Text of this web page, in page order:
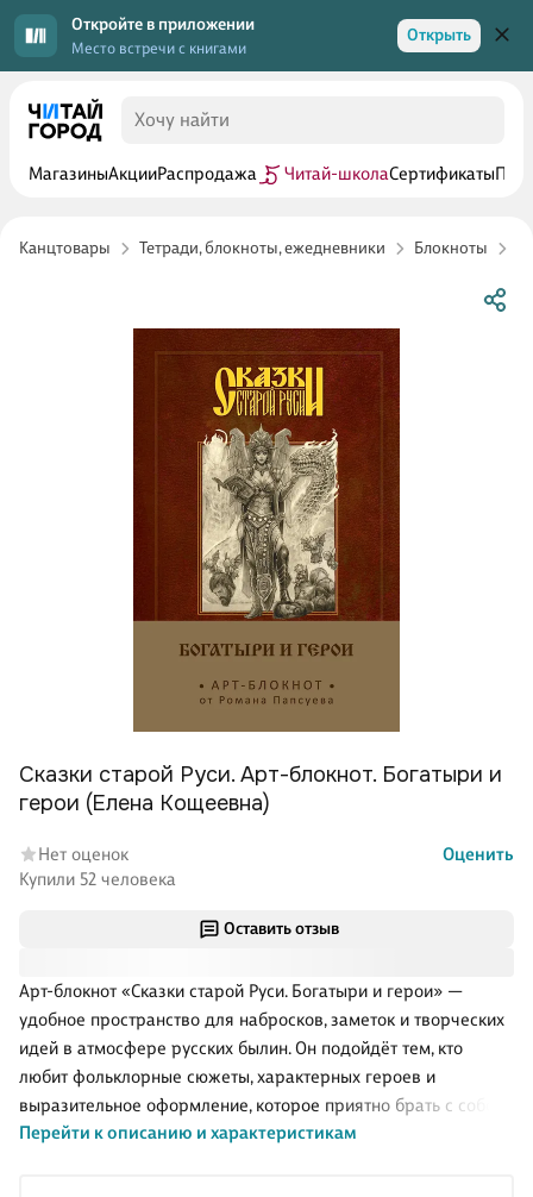
Откройте в приложении
Место встречи с книгами
Открыть
МагазиныАкцииРаспродажа Читай-школаСертификаты
Канцтовары Тетради, блокноты, ежедневники Блокноты
Оставить отзыв
Арт-блокнот «Сказки старой Руси. Богатыри и герои» —
удобное пространство для набросков, заметок и творческих
идей в атмосфере русских былин. Он подойдёт тем, кто
любит фольклорные сюжеты, характерных героев и
выразительное оформление, которое приятно брать с собой
и открывать в дороге или дома. Формат А5 легко
Перейти к описанию и характеристикам
Сказки старой Руси. Арт-блокнот. Богатыри и
герои (Елена Кощеевна)
Нет оценок
Оценить
Купили 52 человека